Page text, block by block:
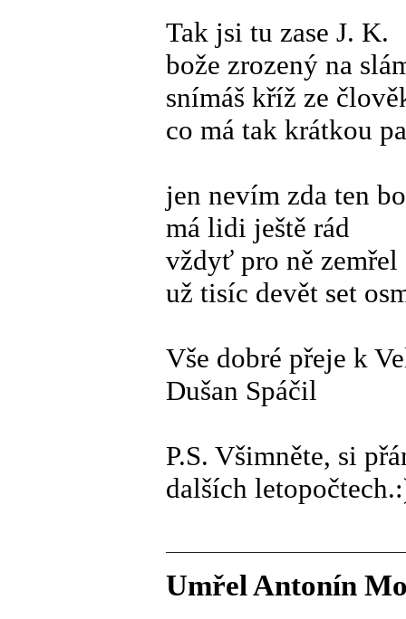
Tak jsi tu zase J. K.
bože zrozený na
snímáš kříž ze
co má tak krátkou
jen nevím zda ten
má lidi ještě rád
vždyť pro ně
už tisíc devět set
Vše dobré přeje k
Dušan Spáčil
P.S. Všimněte, si
dalších
Umřel Antonín